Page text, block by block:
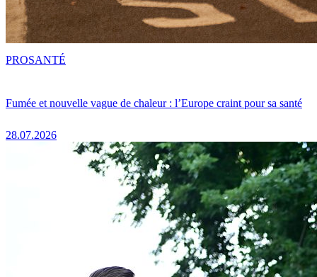
Fumée et nouvelle vague de chaleur : l’Europe craint pour sa santé
28.07.2026
PROSANTÉ